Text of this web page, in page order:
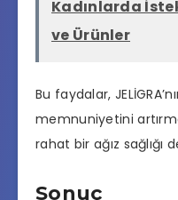
Kadınlarda
ve Ürünler
Bu faydalar,
memnuniyetini
rahat bir ağız sağlığı
Sonuç